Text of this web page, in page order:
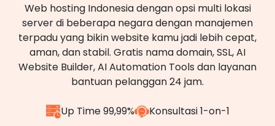
Web hosting Indonesia dengan opsi multi lokasi
server di beberapa negara dengan manajemen
terpadu yang bikin website kamu jadi lebih cepat,
aman, dan stabil. Gratis nama domain, SSL, AI
Website Builder, AI Automation Tools dan layanan
bantuan pelanggan 24 jam.
Up Time 99,99% Konsultasi 1-on-1